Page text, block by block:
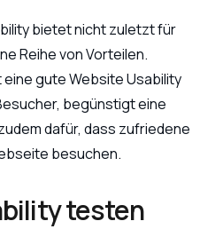
bietet nicht zuletzt für
Reihe von Vorteilen.
gute Website Usability
begünstigt eine
dafür, dass zufriedene
besuchen.
testen